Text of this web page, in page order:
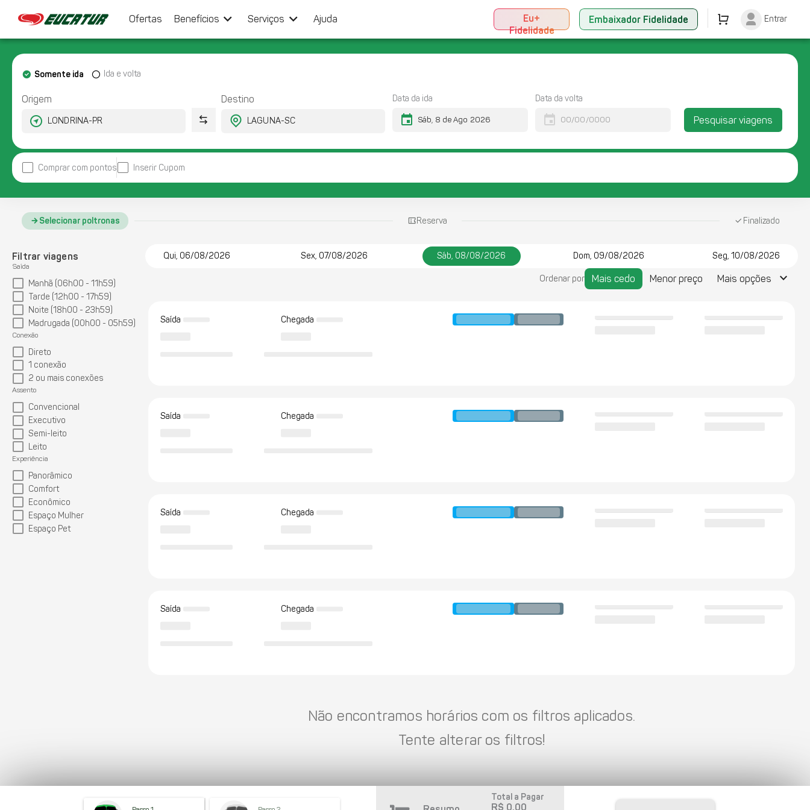
Ofertas Benefícios keyboard_arrow_down Serviços keyboard_arrow_down Ajuda
Eu+
Fidelidade
Embaixador Fidelidade Entrar
Origem Destino
Somente ida Ida e volta
Data da ida
event
Data da volta
event Pesquisar viagens
Comprar com pontos Inserir Cupom
Selecionar poltronas Reserva Finalizado
Filtrar viagens
Saída
Manhã (06h00 - 11h59)
Tarde (12h00 - 17h59)
Noite (18h00 - 23h59)
Madrugada (00h00 - 05h59)
Conexão
Direto
1 conexão
2 ou mais conexões
Assento
Convencional
Executivo
Semi-leito
Leito
Experiência
Panorâmico
Comfort
Econômico
Espaço Mulher
Espaço Pet
Qui, 06/08/2026 Sex, 07/08/2026 Sáb, 08/08/2026 Dom, 09/08/2026 Seg, 10/08/2026
Ordenar por Mais cedo Menor preço Mais opções keyboard_arrow_down
Saída Chegada
Saída Chegada
Saída Chegada
Saída Chegada
Não encontramos horários com os filtros aplicados.
Tente alterar os filtros!
Total a Pagar
R$ 0,00